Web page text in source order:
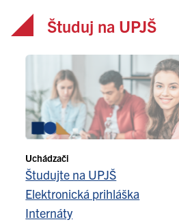
Študuj na UPJŠ
Uchádzači
Študujte na UPJŠ
Elektronická prihláška
Internáty